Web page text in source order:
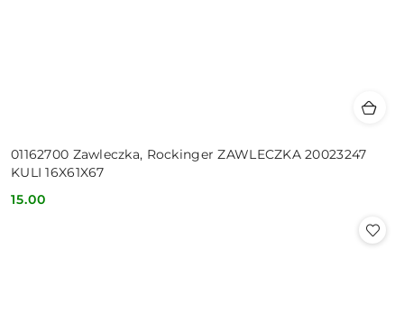
01162700 Zawleczka, Rockinger ZAWLECZKA 20023247
KULI 16X61X67
Cena:
15.00